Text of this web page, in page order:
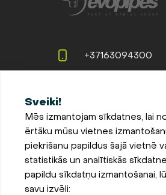
Sveiki!
Mēs izmantojam sīkdatnes, lai
ērtāku mūsu vietnes
piekrišanu papildus šajā vietnē
statistikās un analītiskās
papildu sīkdatņu izmantošanai,
savu izvēli:
+37163094300
LV-3002, Latvija
Pieteikties
Sīkdatņu
Privātuma un